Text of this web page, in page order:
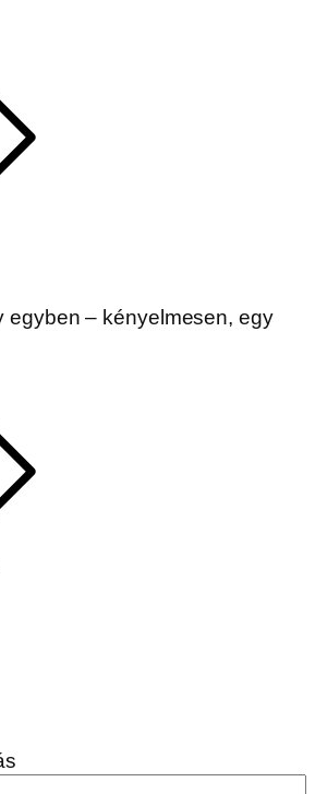
egyben – kényelmesen, egy